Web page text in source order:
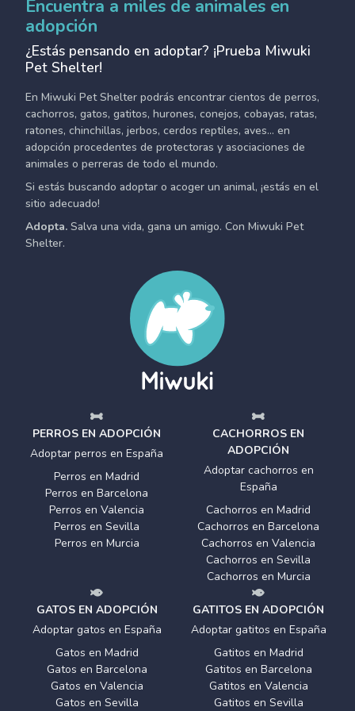
Encuentra a miles de animales en
adopción
¿Estás pensando en adoptar? ¡Prueba Miwuki
Pet Shelter!
En Miwuki Pet Shelter podrás encontrar cientos de perros,
cachorros, gatos, gatitos, hurones, conejos, cobayas, ratas,
ratones, chinchillas, jerbos, cerdos reptiles, aves... en
adopción procedentes de protectoras y asociaciones de
animales o perreras de todo el mundo.
Si estás buscando adoptar o acoger un animal, ¡estás en el
sitio adecuado!
Adopta. Salva una vida, gana un amigo. Con Miwuki Pet
Shelter.
PERROS EN ADOPCIÓN
Adoptar perros en España
Perros en Madrid
Perros en Barcelona
Perros en Valencia
Perros en Sevilla
Perros en Murcia
CACHORROS EN
ADOPCIÓN
Adoptar cachorros en
España
Cachorros en Madrid
Cachorros en Barcelona
Cachorros en Valencia
Cachorros en Sevilla
Cachorros en Murcia
GATOS EN ADOPCIÓN
Adoptar gatos en España
Gatos en Madrid
Gatos en Barcelona
Gatos en Valencia
Gatos en Sevilla
GATITOS EN ADOPCIÓN
Adoptar gatitos en España
Gatitos en Madrid
Gatitos en Barcelona
Gatitos en Valencia
Gatitos en Sevilla